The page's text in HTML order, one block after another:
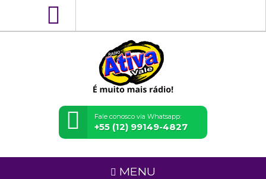
Fale conosco via Whatsapp:
+55 (12) 99149-4827
MENU